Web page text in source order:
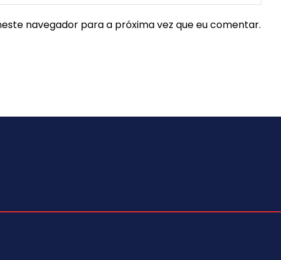
navegador para a próxima vez que eu comentar.